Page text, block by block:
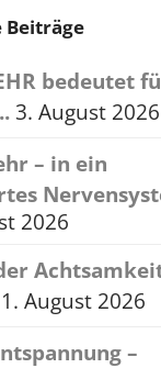
bedeutet
3. August 2026
– in ein
2026
1. August 2026
–